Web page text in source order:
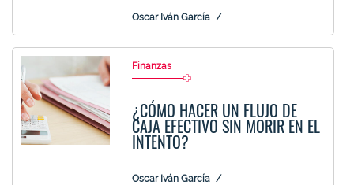
Oscar Iván García
Finanzas
¿CÓMO HACER UN FLUJO DE
CAJA EFECTIVO SIN MORIR EN EL
INTENTO?
Oscar Iván García